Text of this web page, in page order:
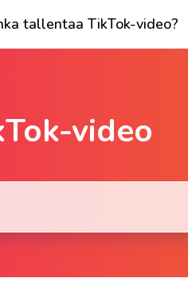
tallentaa TikTok-video?
video